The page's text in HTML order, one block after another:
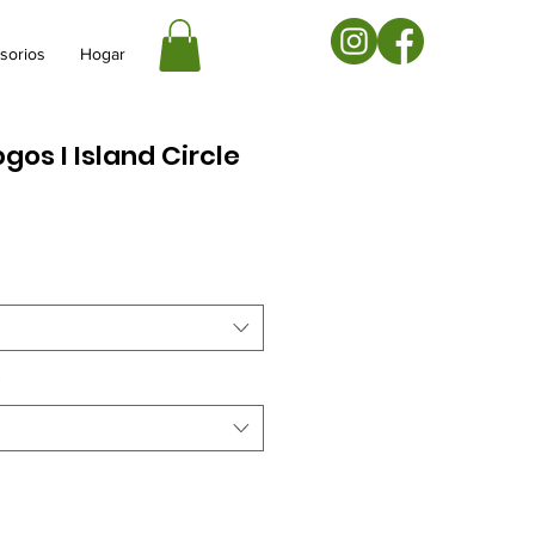
Hogar
I Island Circle